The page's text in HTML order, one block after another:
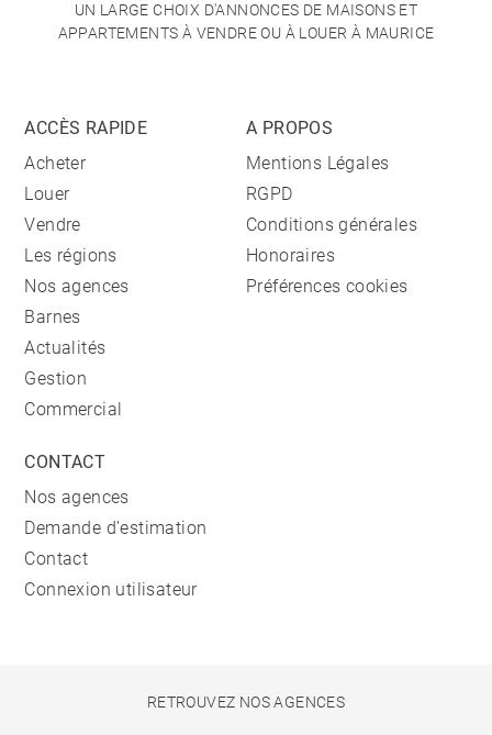
UN LARGE CHOIX D'ANNONCES DE MAISONS ET
APPARTEMENTS À VENDRE OU À LOUER À MAURICE
ACCÈS RAPIDE
Acheter
Louer
Vendre
Les régions
Nos agences
Barnes
Actualités
Gestion
Commercial
A PROPOS
Mentions Légales
RGPD
Conditions générales
Honoraires
Préférences cookies
CONTACT
Nos agences
Demande d'estimation
Contact
Connexion utilisateur
RETROUVEZ NOS AGENCES